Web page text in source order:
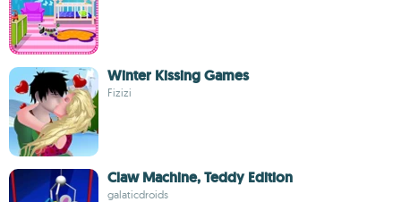
Winter Kissing Games
Fizizi
Claw Machine, Teddy Edition
galaticdroids